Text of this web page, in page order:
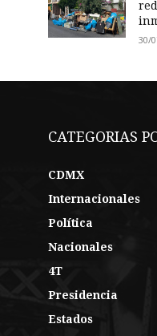
30/
CATEGORIAS
CDMX
Internacionales
Política
Nacionales
4T
Presidencia
Estados